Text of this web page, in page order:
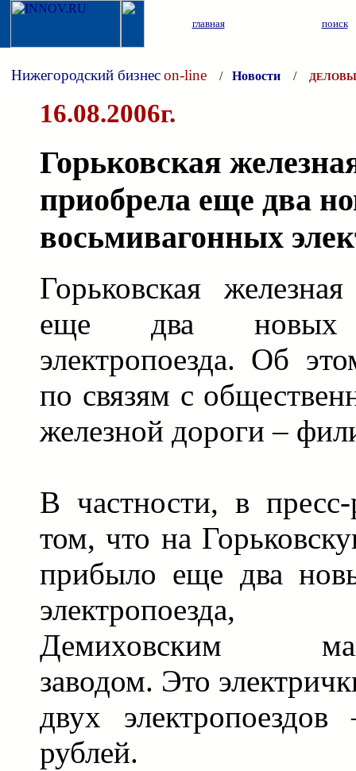
главная поиск
Нижегородский бизнесon-line / Новости /
16.08.2006г.
Горьковская
приобрела еще два
восьмивагонных
Горьковская
еще два новых
электропоезда. Об
по связям с
железной дороги –
В частности, в пресс-
том, что на
прибыло еще два
электропоезда,
Демиховским
заводом. Это
двух
рублей.